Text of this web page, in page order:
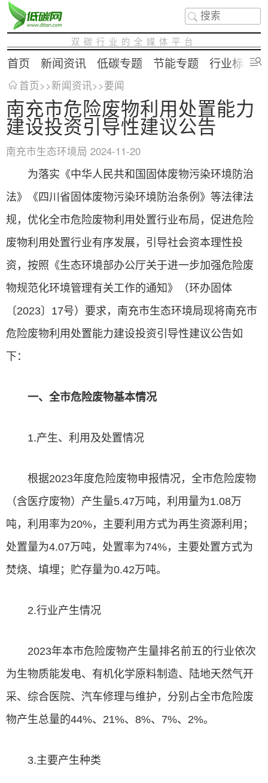
双碳行业的全媒体平台
首页 新闻资讯 低碳专题 节能专题 行业标准
首页>>新闻资讯>>要闻
南充市危险废物利用处置能力
建设投资引导性建议公告
南充市生态环境局 2024-11-20
为落实《中华人民共和国固体废物污染环境防治
法》《四川省固体废物污染环境防治条例》等法律法
规，优化全市危险废物利用处置行业布局，促进危险
废物利用处置行业有序发展，引导社会资本理性投
资，按照《生态环境部办公厅关于进一步加强危险废
物规范化环境管理有关工作的通知》（环办固体
〔2023〕17号）要求，南充市生态环境局现将南充市
危险废物利用处置能力建设投资引导性建议公告如
下：
一、全市危险废物基本情况
1.产生、利用及处置情况
根据2023年度危险废物申报情况，全市危险废物
（含医疗废物）产生量5.47万吨，利用量为1.08万
吨，利用率为20%，主要利用方式为再生资源利用；
处置量为4.07万吨，处置率为74%，主要处置方式为
焚烧、填埋；贮存量为0.42万吨。
2.行业产生情况
2023年本市危险废物产生量排名前五的行业依次
为生物质能发电、有机化学原料制造、陆地天然气开
采、综合医院、汽车修理与维护，分别占全市危险废
物产生总量的44%、21%、8%、7%、2%。
3.主要产生种类